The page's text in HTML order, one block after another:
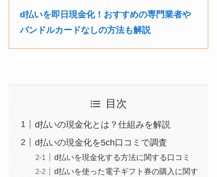
d払いを即日現金化！おすすめの専門業者や
バンドルカードなしの方法も解説
目次
d払いの現金化とは？仕組みを解説
d払いの現金化を5ch口コミで調査
d払いを現金化する方法に関する口コミ
d払いを使った電子ギフト券の購入に関す